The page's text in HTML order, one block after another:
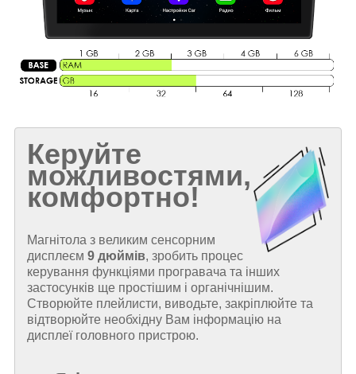
Керуйте
можливостями,
комфортно!
Магнітола з великим сенсорним
дисплеєм 9 дюймів, зробить процес
керування функціями програвача та інших
застосунків ще простішим і органічнішим.
Створюйте плейлисти, виводьте, закріплюйте та
відтворюйте необхідну Вам інформацію на
дисплеї головного пристрою.